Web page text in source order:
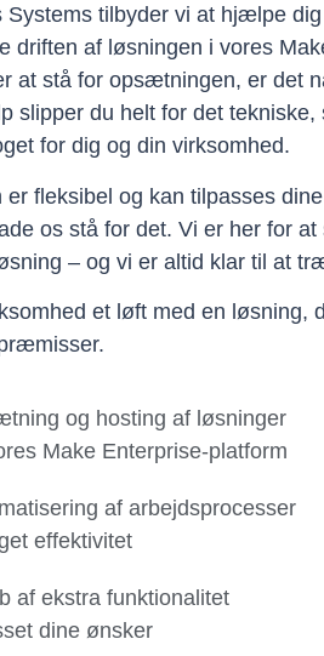
Systems tilbyder vi at hjælpe
driften af løsningen i vores
at stå for opsætningen, er det
slipper du helt for det
for dig og din virksomhed.
er fleksibel og kan tilpasses
os stå for det. Vi er her for
– og vi er altid klar til at
et løft med en løsning,
og hosting af løsninger
Make Enterprise-platform
af arbejdsprocesser
effektivitet
af ekstra funktionalitet
dine ønsker​